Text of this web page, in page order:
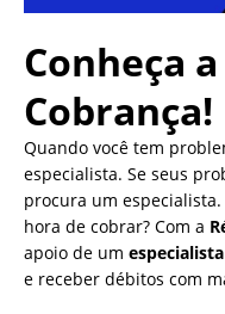
Conheça
Cobrança!
Quando você tem
especialista. Se seus
procura um
hora de cobrar? Com a
apoio de um especialista
e receber débitos com